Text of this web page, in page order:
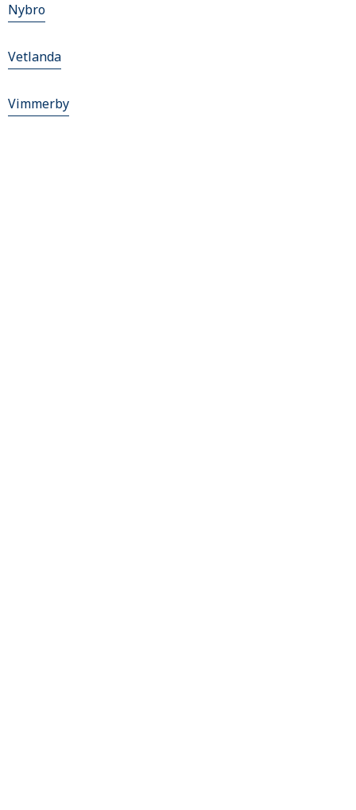
Nybro
Vetlanda
Vimmerby